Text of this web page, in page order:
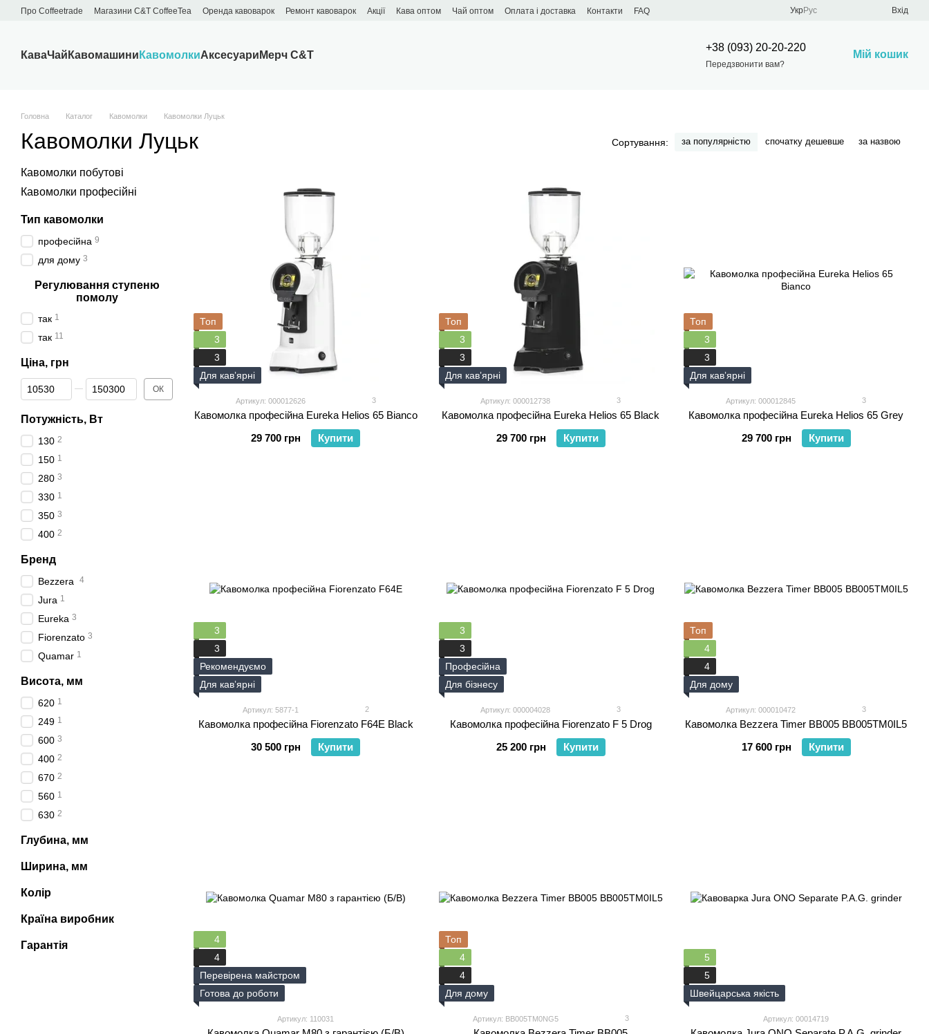
Перейти до основного контенту
Про Сoffeetrade Магазини C&T CoffeeTea Оренда кавоварок Ремонт кавоварок Акції Кава оптом Чай оптом Оплата і доставка Контакти
FAQ
УкрРус Вхід
КаваЧай Кавомашини КавомолкиАксесуари Мерч C&T
+38 (093) 20-20-220
Передзвонити вам?
Мій кошик
Головна Каталог Кавомолки Кавомолки Луцьк
Кавомолки Луцьк Сортування: за популярністю спочатку дешевше за назвою
Топ
3
3
Для кавʼярні
Артикул: 000012626 3
Кавомолка професійна Eureka Helios 65 Bianco
29 700 грн
Купити
Топ
3
3
Для кавʼярні
Артикул: 000012738 3
Кавомолка професійна Eureka Helios 65 Black
29 700 грн
Купити
Топ
3
3
Для кавʼярні
Артикул: 000012845 3
Кавомолка професійна Eureka Helios 65 Grey
29 700 грн
Купити
3
3
Рекомендуємо
Для кавʼярні
Артикул: 5877-1 2
Кавомолка професійна Fiorenzato F64E Black
30 500 грн
Купити
3
3
Професійна
Для бізнесу
Артикул: 000004028 3
Кавомолка професійна Fiorenzato F 5 Drog
25 200 грн
Купити
Топ
4
4
Для дому
Артикул: 000010472 3
Кавомолка Bezzera Timer BB005 BB005TM0IL5
17 600 грн
Купити
4
4
Перевірена майстром
Готова до роботи
Артикул: 110031
Топ
4
4
Для дому
Артикул: BB005TM0NG5 3
5
5
Швейцарська якість
Артикул: 00014719
Кавомолки побутові
Кавомолки професійні
Тип кавомолки
професійна 9
для дому 3
Регулювання ступеню
помолу
так 1
так 11
Ціна, грн
Від Ціна, грн
До Ціна, грн ОК
Потужність, Вт
130 2
150 1
280 3
330 1
350 3
400 2
Бренд
Bezzera 4
Jura 1
Eureka 3
Fiorenzato 3
Quamar 1
Висота, мм
620 1
249 1
600 3
400 2
670 2
560 1
630 2
Глубина, мм
Ширина, мм
Колір
Країна виробник
Гарантія